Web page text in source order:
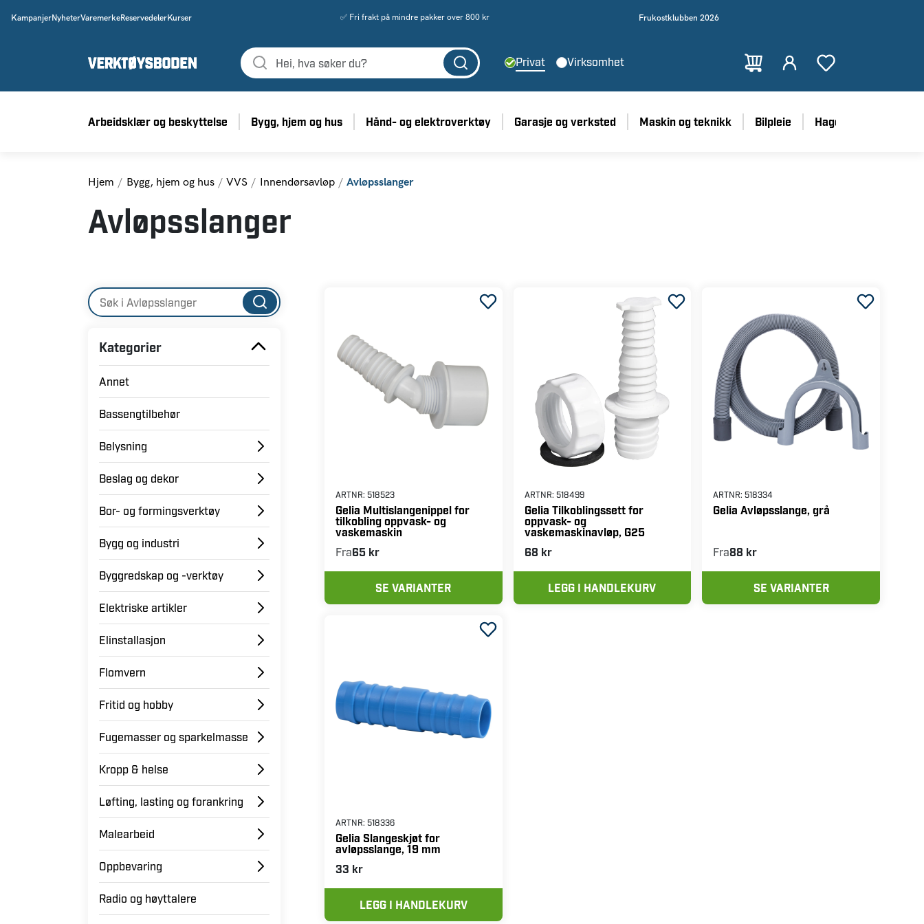
KampanjerNyheterVaremerkeReservedelerKurser ✅ Fri frakt på mindre pakker over 800 kr Frukostklubben 2026
Privat Virksomhet
Arbeidsklær og beskyttelse Bygg, hjem og hus Hånd- og elektroverktøy Garasje og verksted Maskin og teknikk Bilpleie Hage
Hjem Bygg, hjem og hus VVS Innendørsavløp Avløpsslanger
Avløpsslanger
Kategorier
Annet
Bassengtilbehør
Belysning
Beslag og dekor
Bor- og formingsverktøy
Bygg og industri
Byggredskap og -verktøy
Elektriske artikler
Elinstallasjon
Flomvern
Fritid og hobby
Fugemasser og sparkelmasse
Kropp & helse
Løfting, lasting og forankring
Malearbeid
Oppbevaring
Radio og høyttalere
ARTNR: 518523
Gelia Multislangenippel for
tilkobling oppvask- og
vaskemaskin
Fra65 kr
SE VARIANTER
ARTNR: 518499
Gelia Tilkoblingssett for
oppvask- og
vaskemaskinavløp, G25
68 kr
LEGG I HANDLEKURV
ARTNR:518334
Gelia Avløpsslange, grå
Fra88 kr
SE VARIANTER
ARTNR: 518336
Gelia Slangeskjøt for
avløpsslange, 19 mm
33 kr
LEGG I HANDLEKURV